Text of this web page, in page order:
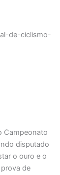
Campeonato
disputado
o ouro e o
de